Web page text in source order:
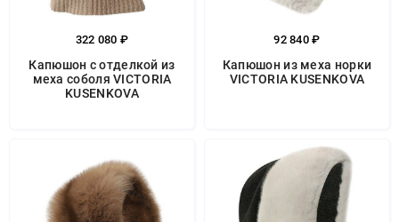
322 080 ₽
Капюшон с отделкой из
меха соболя VICTORIA
KUSENKOVA
92 840 ₽
Капюшон из меха норки
VICTORIA KUSENKOVA